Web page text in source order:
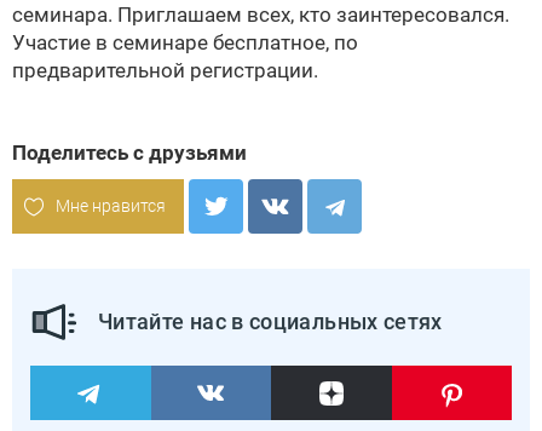
семинара. Приглашаем всех, кто заинтересовался.
Участие в семинаре бесплатное, по
предварительной регистрации.
Поделитесь с друзьями
Мне нравится
Читайте нас в социальных сетях